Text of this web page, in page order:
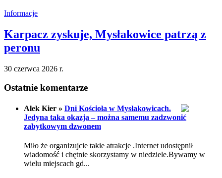
Informacje
Karpacz zyskuje, Mysłakowice patrzą z
peronu
30 czerwca 2026 r.
Ostatnie komentarze
Alek Kier » Dni Kościoła w Mysłakowicach.
Jedyna taka okazja – można samemu zadzwonić
zabytkowym dzwonem
Miło że organizujcie takie atrakcje .Internet udostępnił
wiadomość i chętnie skorzystamy w niedziele.Bywamy w
wielu miejscach gd...